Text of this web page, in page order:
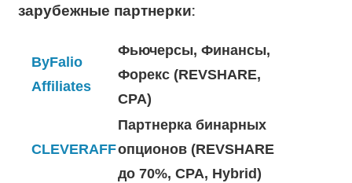
зарубежные партнерки:
ByFalio
Affiliates
Фьючерсы, Финансы,
Форекс (REVSHARE,
CPA)
CLEVERAFF
Партнерка бинарных
опционов (REVSHARE
до 70%, CPA, Hybrid)